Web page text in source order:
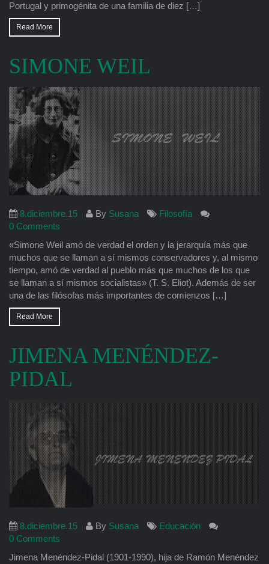
Portugal y primogénita de una familia de diez […]
Read More
SIMONE WEIL
8.diciembre.15 By Susana
Filosofía
0 Comments
«Simone Weil amó de verdad el orden y la jerarquía más que
muchos que se llaman a sí mismos conservadores y, al mismo
tiempo, amó de verdad al pueblo más que muchos de los que
se llaman a sí mismos socialistas» (T. S. Eliot). Además de ser
una de las filósofas más importantes de comienzos […]
Read More
JIMENA MENÉNDEZ-
PIDAL
8.diciembre.15 By Susana
Educación
0 Comments
Jimena Menéndez-Pidal (1901-1990), hija de Ramón Menéndez